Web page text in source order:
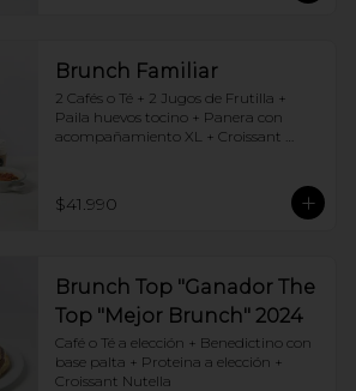
Brunch Familiar
2 Cafés o Té + 2 Jugos de Frutilla +
Paila huevos tocino + Panera con
acompañamiento XL + Croissant
$41.990
Brunch Top "Ganador The
Top "Mejor Brunch" 2024
Café o Té a elección + Benedictino con
base palta + Proteina a elección +
Croissant Nutella